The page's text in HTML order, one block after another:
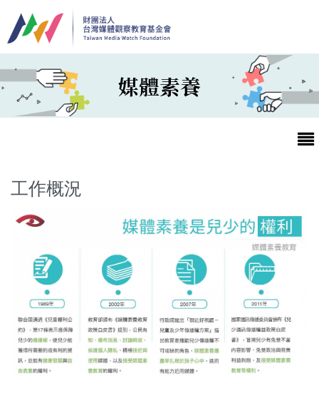
媒體素養
最新消息
第25屆台灣兒童及少年優質節目活動官網
最新消息
關於我們
監督觀察
工作概況